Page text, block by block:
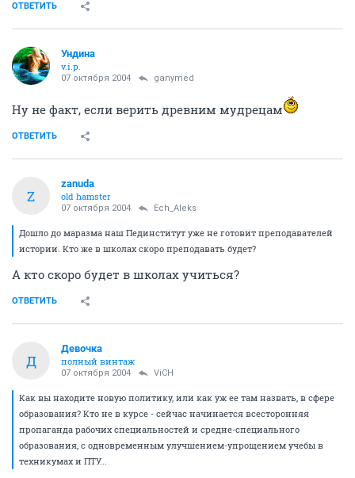
ОТВЕТИТЬ
Ундина
v.i.p.
07 октября 2004 ganymed
Ну не факт, если верить древним мудрецам
ОТВЕТИТЬ
Z
zanuda
old hamster
07 октября 2004 Ech_Aleks
Дошло до маразма наш Пединститут уже не готовит преподавателей
истории. Кто же в школах скоро преподавать будет?
А кто скоро будет в школах учиться?
ОТВЕТИТЬ
Д
Девочка
полный винтаж
07 октября 2004 ViCH
Как вы находите новую политику, или как уж ее там назвать, в сфере
образования? Кто не в курсе - сейчас начинается всесторонняя
пропаганда рабочих специальностей и средне-специального
образования, с одновременным улучшением-упрощением учебы в
техникумах и ПТУ...